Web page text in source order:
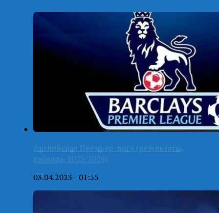
Английская Премьер-лига (результаты,
таблица-2025/2026)
03.04.2023 - 01:55